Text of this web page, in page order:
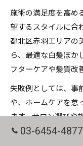
施術の満足度を高め
望するスタイルに合
都北区赤羽エリアの
ら、最適な白髪ぼか
フターケアや髪質改
失敗例としては、事
や、ホームケアを怠
ます。サロン選びや
っかり相談すること
03-6454-4877